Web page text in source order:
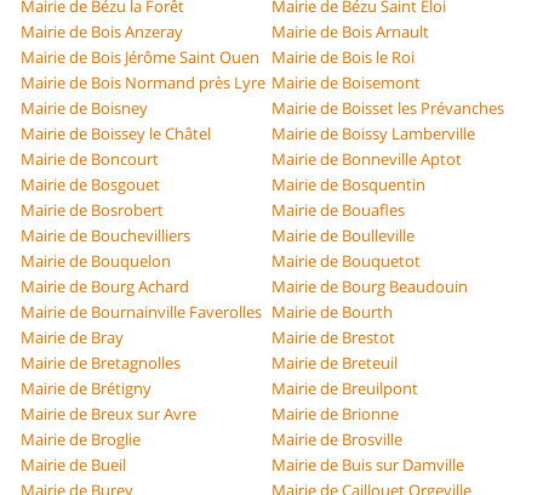
Mairie de Bézu la Forêt
Mairie de Bézu Saint Éloi
Mairie de Bois Anzeray
Mairie de Bois Arnault
Mairie de Bois Jérôme Saint Ouen
Mairie de Bois le Roi
Mairie de Bois Normand près Lyre Mairie de Boisemont
Mairie de Boisney
Mairie de Boisset les Prévanches
Mairie de Boissey le Châtel
Mairie de Boissy Lamberville
Mairie de Boncourt
Mairie de Bonneville Aptot
Mairie de Bosgouet
Mairie de Bosquentin
Mairie de Bosrobert
Mairie de Bouafles
Mairie de Bouchevilliers
Mairie de Boulleville
Mairie de Bouquelon
Mairie de Bouquetot
Mairie de Bourg Achard
Mairie de Bourg Beaudouin
Mairie de Bournainville Faverolles Mairie de Bourth
Mairie de Bray
Mairie de Brestot
Mairie de Bretagnolles
Mairie de Breteuil
Mairie de Brétigny
Mairie de Breuilpont
Mairie de Breux sur Avre
Mairie de Brionne
Mairie de Broglie
Mairie de Brosville
Mairie de Bueil
Mairie de Buis sur Damville